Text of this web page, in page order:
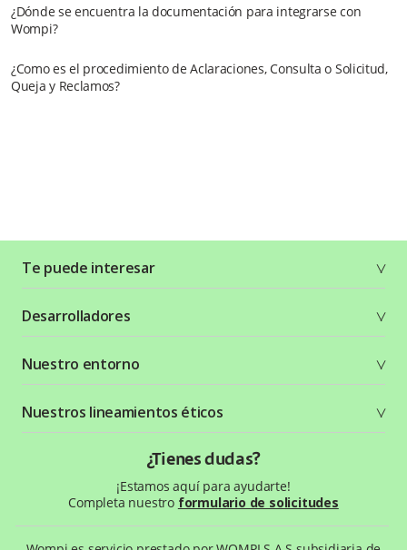
¿Dónde se encuentra la documentación para integrarse con
Wompi?
¿Como es el procedimiento de Aclaraciones, Consulta o Solicitud,
Queja y Reclamos?
Te puede interesar
Planes y tarifas
Crea tu cuenta
Seguridad
Términos y condiciones
Política de privacidad
Desarrolladores
Recursos gráficos
Status Page
Nuestro entorno
¿Qué es Wompi?
Wiki Wompi
Preguntas frecuentes
Nuestros lineamientos éticos
¿Tienes dudas?
¡Estamos aquí para ayudarte!
Completa nuestro formulario de solicitudes